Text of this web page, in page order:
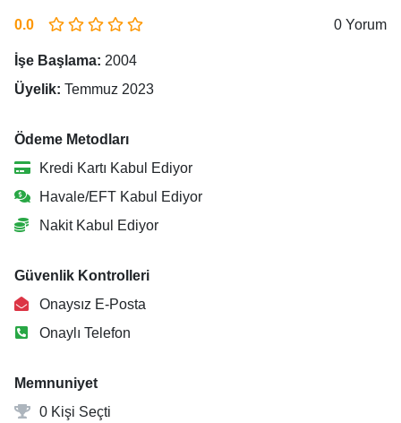
0.0 0 Yorum
İşe Başlama: 2004
Üyelik: Temmuz 2023
Ödeme Metodları
Kredi Kartı Kabul Ediyor
Havale/EFT Kabul Ediyor
Nakit Kabul Ediyor
Güvenlik Kontrolleri
Onaysız E-Posta
Onaylı Telefon
Memnuniyet
0 Kişi Seçti